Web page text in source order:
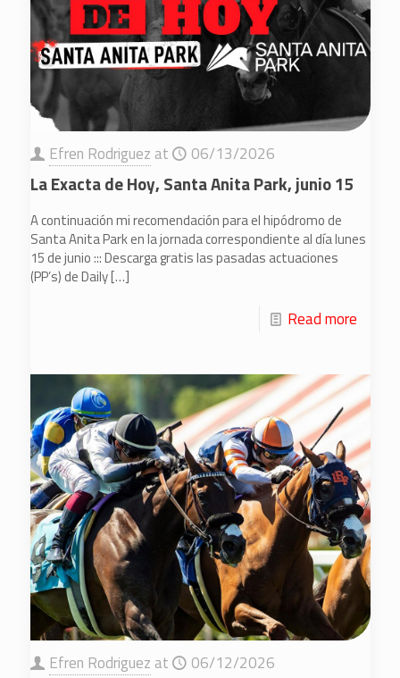
Efren Rodriguez at 06/13/2026
La Exacta de Hoy, Santa Anita Park, junio 15
A continuación mi recomendación para el hipódromo de
Santa Anita Park en la jornada correspondiente al día lunes
15 de junio ::: Descarga gratis las pasadas actuaciones
(PP’s) de Daily[…]
Read more
Efren Rodriguez at 06/12/2026